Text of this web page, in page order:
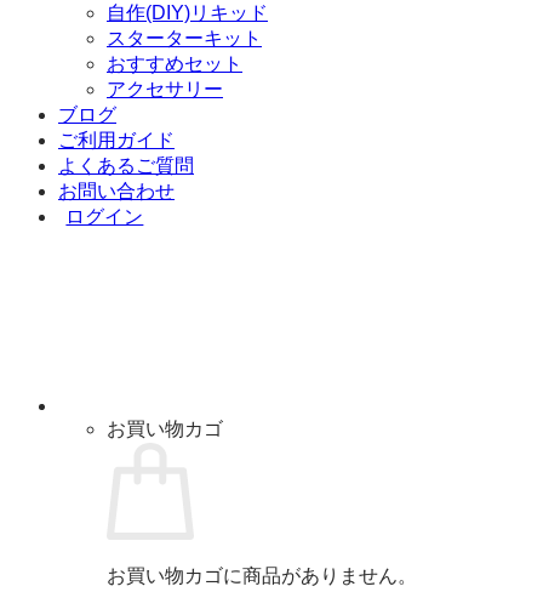
自作(DIY)リキッド
スターターキット
おすすめセット
アクセサリー
ブログ
ご利用ガイド
よくあるご質問
お問い合わせ
ログイン
お買い物カゴ
お買い物カゴに商品がありません。